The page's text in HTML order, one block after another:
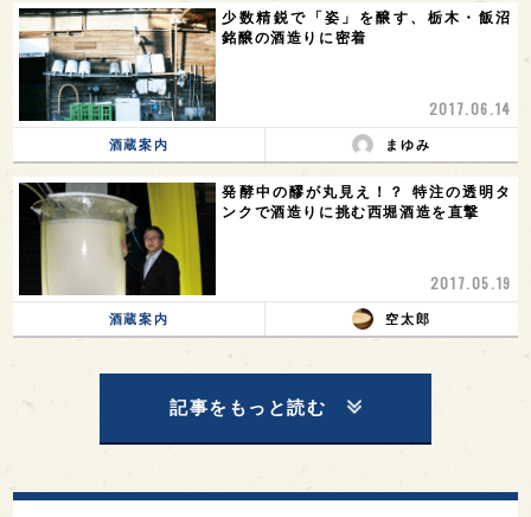
少数精鋭で「姿」を醸す、栃木・飯沼
銘醸の酒造りに密着
2017.06.14
酒蔵案内 まゆみ
発酵中の醪が丸見え！？ 特注の透明タ
ンクで酒造りに挑む西堀酒造を直撃
2017.05.19
酒蔵案内 空太郎
記事をもっと読む